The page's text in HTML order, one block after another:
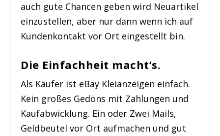
auch gute Chancen geben wird Neuartikel
einzustellen, aber nur dann wenn ich auf
Kundenkontakt vor Ort eingestellt bin.
Die Einfachheit macht’s.
Als Käufer ist eBay Kleianzeigen einfach.
Kein großes Gedöns mit Zahlungen und
Kaufabwicklung. Ein oder Zwei Mails,
Geldbeutel vor Ort aufmachen und gut